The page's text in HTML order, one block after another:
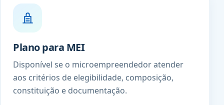
Plano para MEI
Disponível se o microempreendedor atender
aos critérios de elegibilidade, composição,
constituição e documentação.